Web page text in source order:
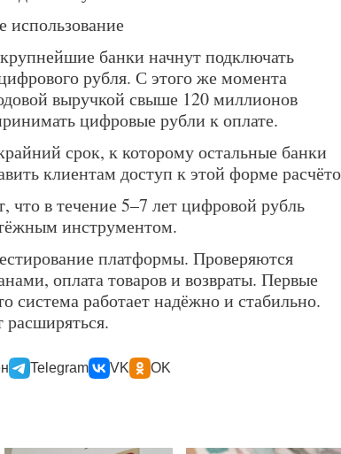
использование
банки начнут подключать
рубля. С этого же момента
выручкой свыше 120 миллионов
цифровые рубли к оплате.
срок, к которому остальные банки
клиентам доступ к этой форме
что в течение 5–7 лет цифровой рубль
инструментом.
платформы. Проверяются
оплата товаров и возвраты. Первые
система работает надёжно и стабильно.
Telegram VK OK